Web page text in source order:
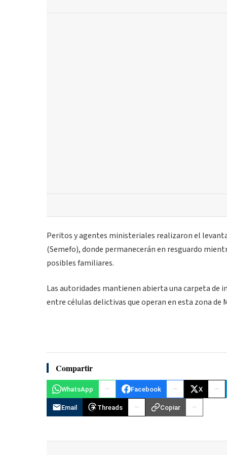
Peritos y agentes ministeriales realizaron el
(Semefo), donde permanecerán en resguardo
posibles familiares.
Las autoridades mantienen abierta una carpeta de
entre células delictivas que operan en esta zona
Compartir
WhatsApp Facebook X
Email Threads Copiar